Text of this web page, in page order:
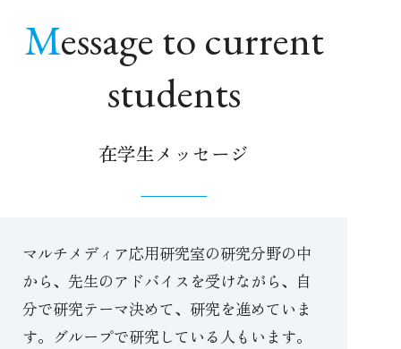
Message to current
students
在学生メッセージ
マルチメディア応用研究室の研究分野の中
から、先生のアドバイスを受けながら、自
分で研究テーマ決めて、研究を進めていま
す。グループで研究している人もいます。